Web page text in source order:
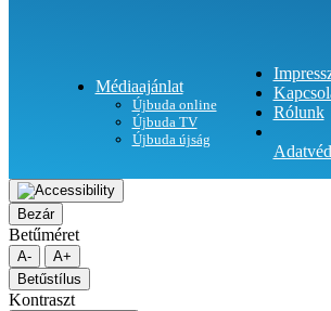
Médiaajánlat
Újbuda online
Újbuda TV
Újbuda újság
Rólunk
Bezár
Betűméret
A-
A+
Betűstílus
Kontraszt